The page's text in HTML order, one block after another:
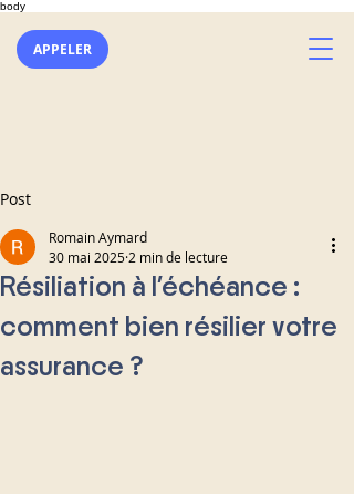
body
APPELER
Post
Résiliation à l'échéance :
comment bien résilier votre
assurance ?
Romain Aymard
30 mai 2025 2 min de lecture